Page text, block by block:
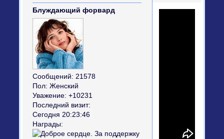
Блуждающий форвард
Сообщений: 21578
Пол: Женский
Уважение: +10231
Последний визит:
Сегодня 20:23:46
Награды: